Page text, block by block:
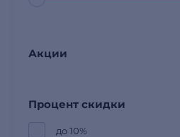
Акции
Процент скидки
до 10%